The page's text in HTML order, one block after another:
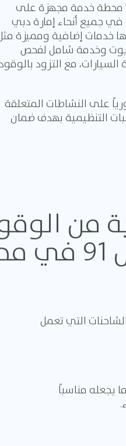
تقدم "امارات" خدماتها من خلال أكثر من 108 محطة خدمة مجهزة على
جميع أنحاء إمارة دبي
خدمات إضافية ومميزة
وخدمة شامل لفحص
مع التزود
على النشاطات المتعلقة
التنظيمية بهدف ضمان
رئيسية
التي تعمل
يجعله مناسباً